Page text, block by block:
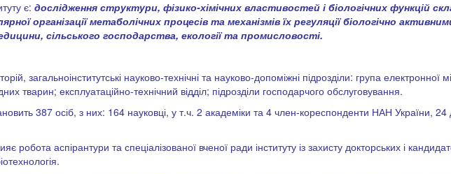
є: дослідження структури, фізико-хімічних властивостей і біологічних функцій
організації метаболічних процесів та механізмів їх регуляції біологічно
сільського господарства, екології та промисловості.
загальноінститутські науково-технічні та науково-допоміжні підрозділи: група електронної
тварин; експлуатаційно-технічний відділ; підрозділи господарчого обслуговування.
387 осіб, з них: 164 науковці, у т.ч. 2 академіки та 4 член-кореспонденти НАН України,
робота аспірантури та спеціалізованої вченої ради інституту із захисту докторських і